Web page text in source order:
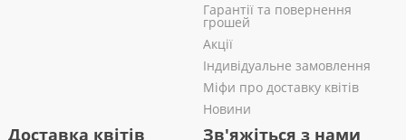
Гарантії та повернення
грошей
Акції
Індивідуальне замовлення
Міфи про доставку квітів
Новини
Доставка квітів Зв'яжіться з нами